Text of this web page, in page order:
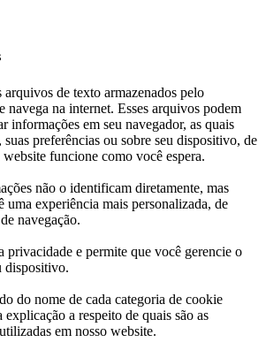
arquivos de texto armazenados pelo
navega na internet. Esses arquivos podem
informações em seu navegador, as quais
preferências ou sobre seu dispositivo, de
funcione como você espera.
não o identificam diretamente, mas
uma experiência mais personalizada, de
navegação.
privacidade e permite que você gerencie o
dispositivo.
do nome de cada categoria de cookie
a respeito de quais são as
em nosso website.